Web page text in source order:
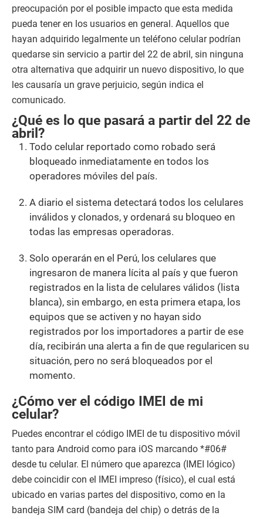
preocupación por el posible impacto que esta medida
pueda tener en los usuarios en general. Aquellos que
hayan adquirido legalmente un teléfono celular podrían
quedarse sin servicio a partir del 22 de abril, sin ninguna
otra alternativa que adquirir un nuevo dispositivo, lo que
les causaría un grave perjuicio, según indica el
comunicado.
¿Qué es lo que pasará a partir del 22 de
abril?
Todo celular reportado como robado será
bloqueado inmediatamente en todos los
operadores móviles del país.
A diario el sistema detectará todos los celulares
inválidos y clonados, y ordenará su bloqueo en
todas las empresas operadoras.
Solo operarán en el Perú, los celulares que
ingresaron de manera lícita al país y que fueron
registrados en la lista de celulares válidos (lista
blanca), sin embargo, en esta primera etapa, los
equipos que se activen y no hayan sido
registrados por los importadores a partir de ese
día, recibirán una alerta a fin de que regularicen su
situación, pero no será bloqueados por el
momento.
¿Cómo ver el código IMEI de mi
celular?
Puedes encontrar el código IMEI de tu dispositivo móvil
tanto para Android como para iOS marcando *#06#
desde tu celular. El número que aparezca (IMEI lógico)
debe coincidir con el IMEI impreso (físico), el cual está
ubicado en varias partes del dispositivo, como en la
bandeja SIM card (bandeja del chip) o detrás de la